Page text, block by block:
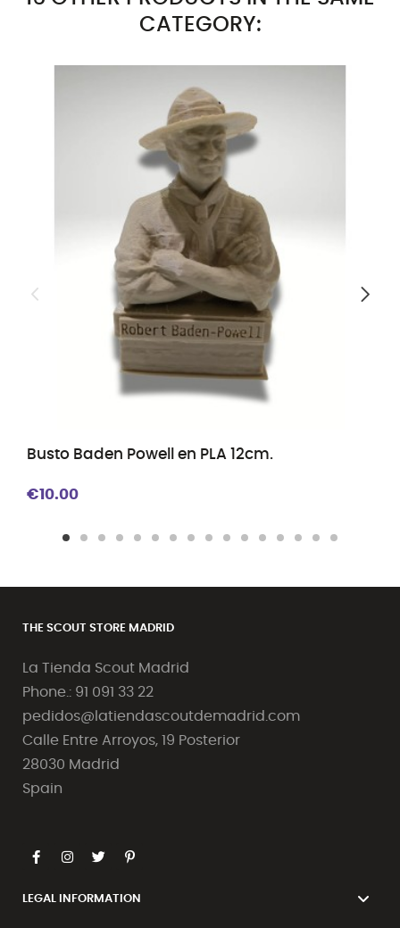
CATEGORY:
Busto Baden Powell en PLA 12cm.
€10.00
THE SCOUT STORE MADRID
La Tienda Scout Madrid
Phone.: 91 091 33 22
pedidos@latiendascoutdemadrid.com
Calle Entre Arroyos, 19 Posterior
28030 Madrid
Spain
LEGAL INFORMATION